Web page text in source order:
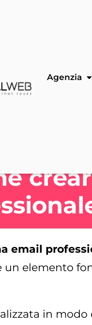
Agenzia
email
un elemento
in